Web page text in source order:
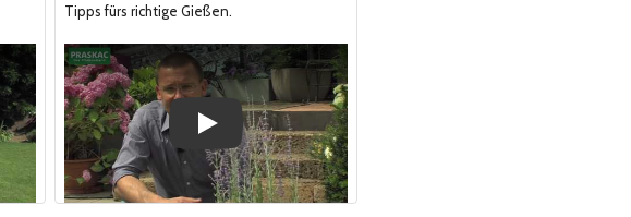
Tipps fürs richtige Gießen.
Play